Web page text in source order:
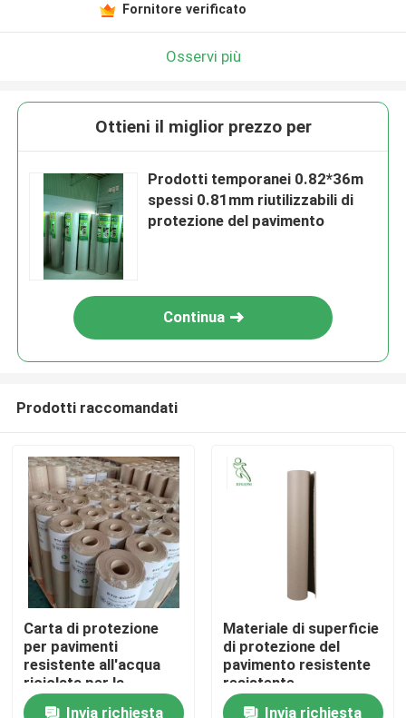
Casa
Chi siamo
Contatti
Fornitore verificato
Osservi più
Ottieni il miglior prezzo per
Prodotti temporanei 0.82*36m
spessi 0.81mm riutilizzabili di
protezione del pavimento
Continua
Prodotti raccomandati
Carta di protezione
per pavimenti
resistente all'acqua
riciclata per la
costruzione
Invia richiesta
Materiale di superficie
di protezione del
pavimento resistente
resistente
dell'abrasione, carta di
Invia richiesta